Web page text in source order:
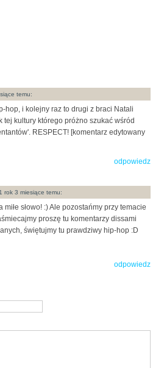
temu:
hop, i kolejny raz to drugi z braci Natali
tej kultury którego próżno szukać wśród
RESPECT! [komentarz edytowany
odpowiedz
rok 3 miesiące temu:
miłe słowo! :) Ale pozostańmy przy temacie
proszę tu komentarzy dissami
świętujmy tu prawdziwy hip-hop :D
odpowiedz